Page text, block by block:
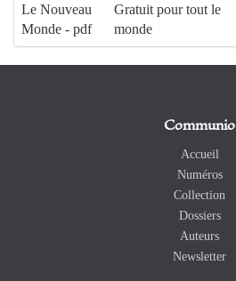
Le Nouveau
Monde - pdf
Gratuit pour tout le
monde
Communio
Accueil
Numéros
Collection
Dossiers
Auteurs
Newsletter